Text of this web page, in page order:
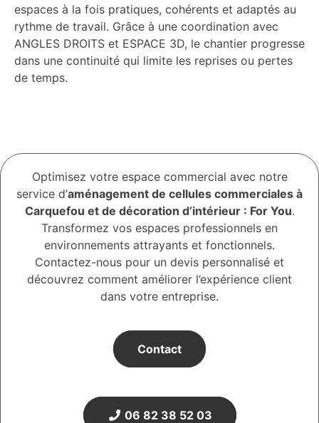
espaces à la fois pratiques, cohérents et adaptés au
rythme de travail. Grâce à une coordination avec
ANGLES DROITS et ESPACE 3D, le chantier progresse
dans une continuité qui limite les reprises ou pertes
de temps.
Optimisez votre espace commercial avec notre
service d’aménagement de cellules commerciales à
Carquefou et de décoration d’intérieur : For You.
Transformez vos espaces professionnels en
environnements attrayants et fonctionnels.
Contactez-nous pour un devis personnalisé et
découvrez comment améliorer l’expérience client
dans votre entreprise.
Contact
06 82 38 52 03